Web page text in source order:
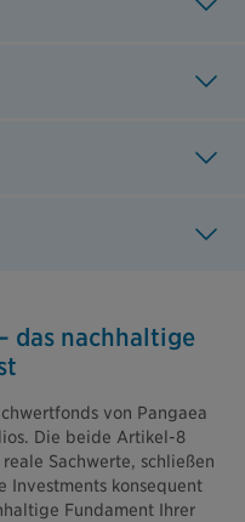
das nachhaltige
von Pangaea
Die beide Artikel-8
Sachwerte, schließen
Investments konsequent
Fundament Ihrer